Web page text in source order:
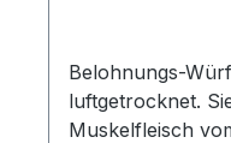
Belohnungs-
luftgetrocknet.
Muskelfleisch